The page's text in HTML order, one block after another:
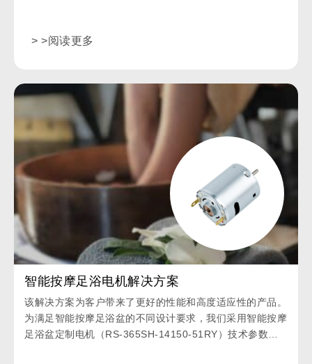
> >阅读更多
智能按摩足浴电机解决方案
该解决方案为客户带来了更好的性能和高度适应性的产品。
为满足智能按摩足浴盆的不同设计要求，我们采用智能按摩
足浴盆定制电机（RS-365SH-14150-51RY）技术参数，